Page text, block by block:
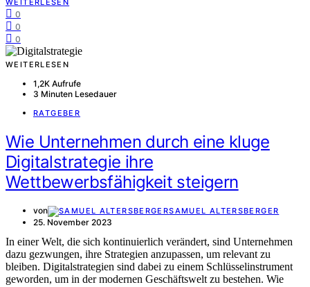
0
0
0
WEITERLESEN
1,2K Aufrufe
3 Minuten Lesedauer
RATGEBER
Wie Unternehmen durch eine kluge
Digitalstrategie ihre
Wettbewerbsfähigkeit steigern
von SAMUEL ALTERSBERGER
25. November 2023
In einer Welt, die sich kontinuierlich verändert, sind Unternehmen
dazu gezwungen, ihre Strategien anzupassen, um relevant zu
bleiben. Digitalstrategien sind dabei zu einem Schlüsselinstrument
geworden, um in der modernen Geschäftswelt zu bestehen. Wie